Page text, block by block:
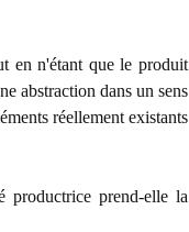
en n'étant que le produit
abstraction dans un sens
réellement existants
productrice prend-elle la